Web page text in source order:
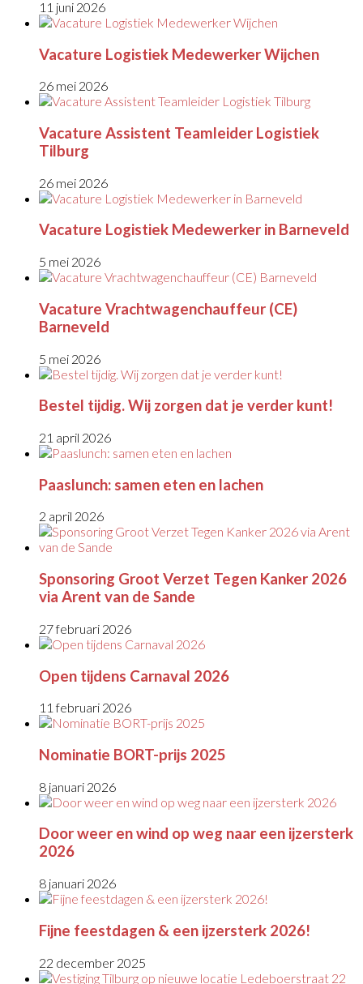
11 juni 2026
Vacature Logistiek Medewerker Wijchen
26 mei 2026
Vacature Assistent Teamleider Logistiek
Tilburg
26 mei 2026
Vacature Logistiek Medewerker in Barneveld
5 mei 2026
Vacature Vrachtwagenchauffeur (CE)
Barneveld
5 mei 2026
Bestel tijdig. Wij zorgen dat je verder kunt!
21 april 2026
Paaslunch: samen eten en lachen
2 april 2026
Sponsoring Groot Verzet Tegen Kanker 2026
via Arent van de Sande
27 februari 2026
Open tijdens Carnaval 2026
11 februari 2026
Nominatie BORT-prijs 2025
8 januari 2026
Door weer en wind op weg naar een ijzersterk
2026
8 januari 2026
Fijne feestdagen & een ijzersterk 2026!
22 december 2025